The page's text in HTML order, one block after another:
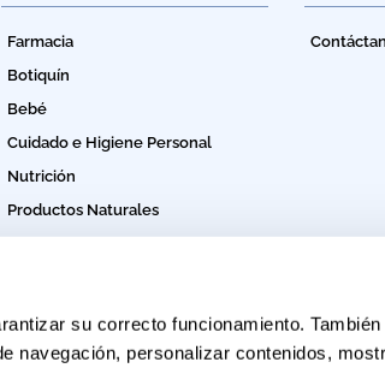
su correcto funcionamiento. También
navegación, personalizar contenidos,
Farmacia
Botiquín
Bebé
Cuidado e Higiene Personal
Nutrición
Productos Naturales